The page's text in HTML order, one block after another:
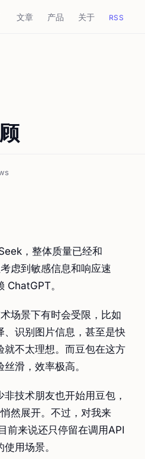
文章 产品 关于 RSS
，整体质量已经和
虑到敏感信息和响应速
ChatGPT。
场景下有时会受限，比如
、识别图片信息，甚至是快
就不太理想。而豆包在这方
滑，效率极高。
技术朋友也开始用豆包，
然展开。不过，对我来
前来说还只停留在调用API
用场景。